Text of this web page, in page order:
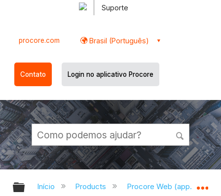
Suporte
procore.com Brasil (Português)
Contato Login no aplicativo Procore
Expandir/recolher hierarquia
Início Products Procore Web